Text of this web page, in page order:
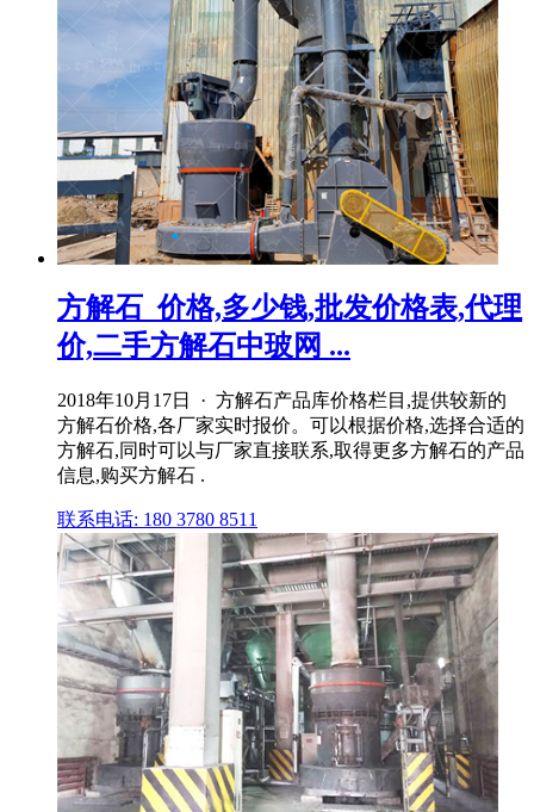
方解石_价格,多少钱,批发价格表,代理
价,二手方解石中玻网 ...
2018年10月17日 · 方解石产品库价格栏目,提供较新的
方解石价格,各厂家实时报价。可以根据价格,选择合适的
方解石,同时可以与厂家直接联系,取得更多方解石的产品
信息,购买方解石 .
联系电话: 180 3780 8511